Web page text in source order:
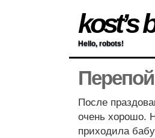
kost’s
Hello, robots!
После
очень хорошо.
приходила